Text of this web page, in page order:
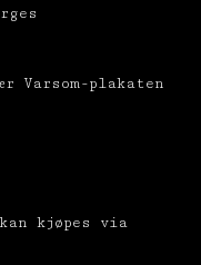
Varsom-plakaten
kjøpes via